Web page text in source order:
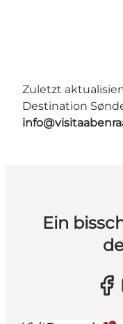
Zuletzt
Destination
Ein